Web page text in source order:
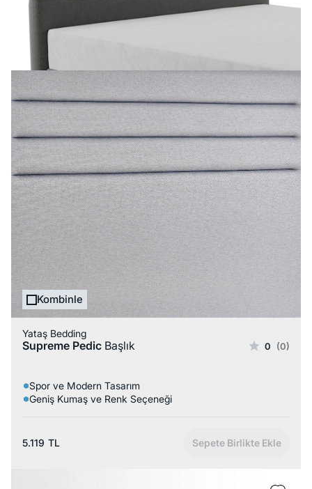
Kombinle
Yataş Bedding
Supreme Pedic Başlık 0 (0)
Spor ve Modern Tasarım
Geniş Kumaş ve Renk Seçeneği
5.119 TL Sepete Birlikte Ekle